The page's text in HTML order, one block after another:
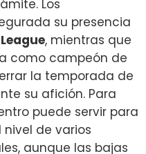
Los
su presencia
, mientras que
como campeón de
la temporada de
su afición. Para
puede servir para
de varios
aunque las bajas